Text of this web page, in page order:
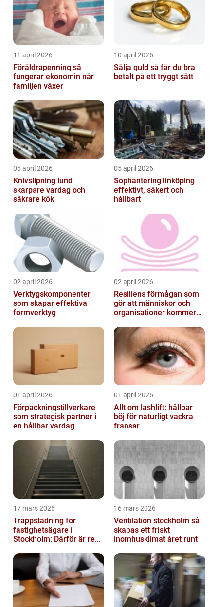
11 april 2026
Föräldrapenning så
fungerar ekonomin när
familjen växer
10 april 2026
Sälja guld så får du bra
betalt på ett tryggt sätt
05 april 2026
Knivslipning lund
skarpare vardag och
säkrare kök
05 april 2026
Sophantering linköping
effektivt, säkert och
hållbart
02 april 2026
Verktygskomponenter
som skapar effektiva
formverktyg
02 april 2026
Resiliens förmågan som
gör att människor och
organisationer kommer
01 april 2026
Förpackningstillverkare
som strategisk partner i
en hållbar vardag
01 april 2026
Allt om lashlift: hållbar
böj för naturligt vackra
fransar
17 mars 2026
Trappstädning för
fastighetsägare i
Stockholm: Därför är rena
investering
16 mars 2026
Ventilation stockholm så
skapas ett friskt
inomhusklimat året runt